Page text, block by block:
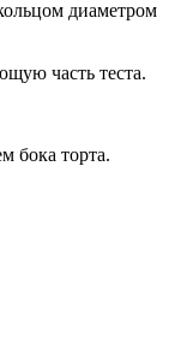
диаметром
часть теста.
бока торта.